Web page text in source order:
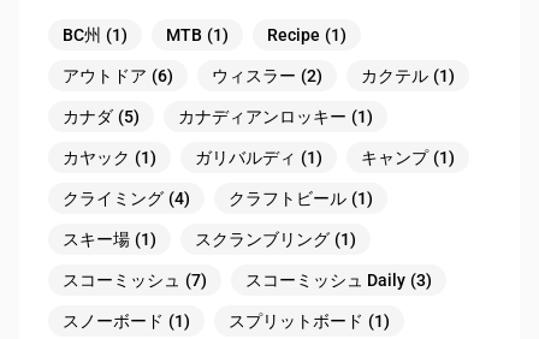
BC州 (1) MTB (1) Recipe (1)
アウトドア (6) ウィスラー (2) カクテル (1)
カナダ (5) カナディアンロッキー (1)
カヤック (1) ガリバルディ (1) キャンプ (1)
クライミング (4) クラフトビール (1)
スキー場 (1) スクランブリング (1)
スコーミッシュ (7) スコーミッシュ Daily (3)
スノーボード (1) スプリットボード (1)